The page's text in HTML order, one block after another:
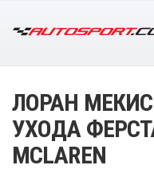
ЛОРАН
УХОДА
MCLAREN